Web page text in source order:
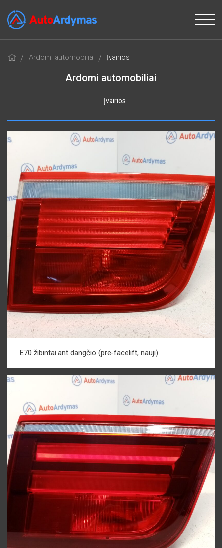
Ardomi automobiliai Įvairios
Ardomi automobiliai
Įvairios
E70 žibintai ant dangčio (pre-facelift, nauji)